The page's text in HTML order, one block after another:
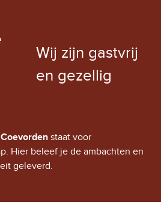
Wij zijn gastvrij
en gezellig
staat voor
Hier beleef je de ambachten en
geleverd.